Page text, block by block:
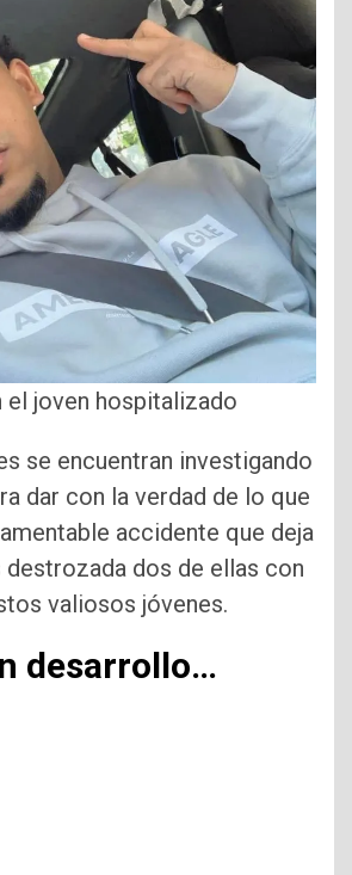
el joven hospitalizado
se encuentran investigando
dar con la verdad de lo que
accidente que deja
dos de ellas con
valiosos jóvenes.
desarrollo…